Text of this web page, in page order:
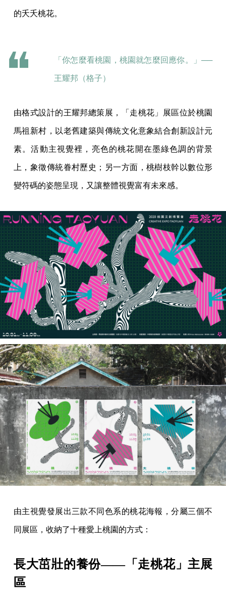
的夭夭桃花。
「你怎麼看桃園，桃園就怎麼回應你。」──
王耀邦（格子）
由格式設計的王耀邦總策展，「走桃花」展區位於桃園
馬祖新村，以老舊建築與傳統文化意象結合創新設計元
素。活動主視覺裡，亮色的桃花開在墨綠色調的背景
上，象徵傳統眷村歷史；另一方面，桃樹枝幹以數位形
變符碼的姿態呈現，又讓整體視覺富有未來感。
由主視覺發展出三款不同色系的桃花海報，分屬三個不
同展區，收納了十種愛上桃園的方式：
長大茁壯的養份——「走桃花」主展
區